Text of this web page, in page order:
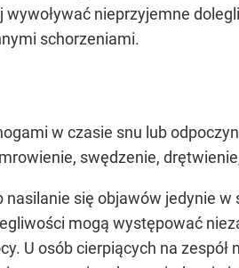
nieprzyjemne
schorzeniami.
w czasie snu lub
swędzenie,
się objawów jedynie
mogą występować
U osób cierpiących na zespół